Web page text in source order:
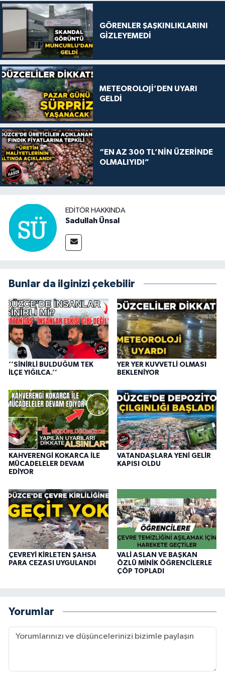
GÖRENLER ŞAŞKINLIKLARINI
GİZLEYEMEDİ
METEOROLOJİ’DEN UYARI
GELDİ
“EN AZ 300 TL’NİN ÜZERİNDE
OLMALIYIDI”
EDITÖR HAKKINDA
Sadullah Ünsal
Bunlar da ilginizi çekebilir
‘’SİNİRLİ BULDUĞUM TEK
İLÇE YIĞILCA.’’
YER YER KUVVETLİ OLMASI
BEKLENİYOR
KAHVERENGİ KOKARCA İLE
MÜCADELELER DEVAM
EDİYOR
VATANDAŞLARA YENİ GELİR
KAPISI OLDU
ÇEVREYİ KİRLETEN ŞAHSA
PARA CEZASI UYGULANDI
VALİ ASLAN VE BAŞKAN
ÖZLÜ MİNİK ÖĞRENCİLERLE
ÇÖP TOPLADI
Yorumlar